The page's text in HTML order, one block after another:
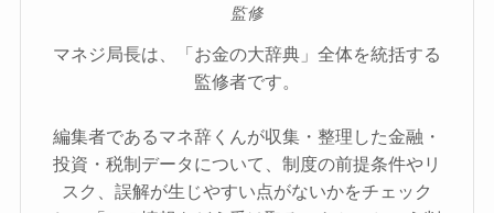
監修
マネジ局長は、「お金の大辞典」全体を統括する
監修者です。
編集者であるマネ辞くんが収集・整理した金融・
投資・税制データについて、制度の前提条件やリ
スク、誤解が生じやすい点がないかをチェック